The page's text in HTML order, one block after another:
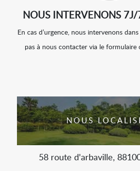
NOUS INTERVENONS
En cas d’urgence, nous intervenons dans
pas à nous contacter via le formulaire
NOUS
58 route d'arbaville,